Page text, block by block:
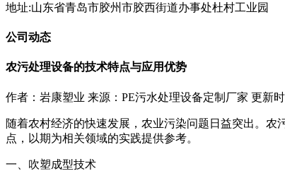
地址:山东省青岛市胶州市胶西街道办事处杜村工业园
公司动态
农污处理设备的技术特点与应用优势
作者：岩康塑业 来源：PE污水处理设备定制厂家 更新
随着农村经济的快速发展，农业污染问题日益突出。
点，以期为相关领域的实践提供参考。
一、吹塑成型技术